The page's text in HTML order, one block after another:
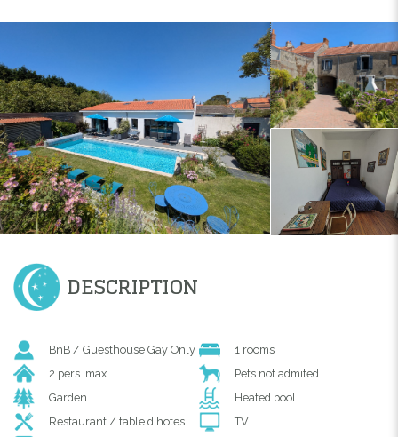
DESCRIPTION
BnB / Guesthouse Gay Only
1 rooms
2 pers. max
Pets not admited
Garden
Heated pool
Restaurant / table d'hotes
TV